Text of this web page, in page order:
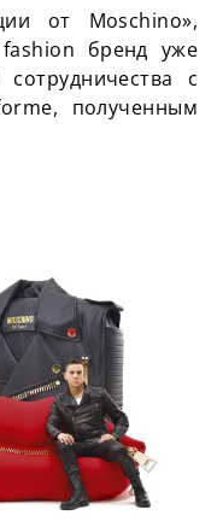
от Moschino»,
бренд уже
с
полученным